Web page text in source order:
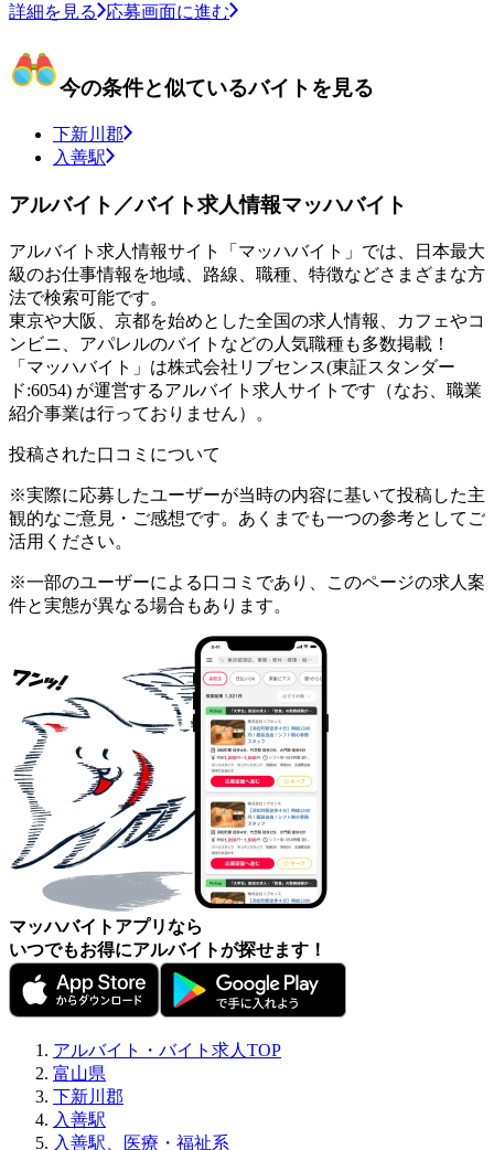
詳細を見る 応募画面に進む
今の条件と似ているバイトを見る
下新川郡
入善駅
アルバイト／バイト求人情報マッハバイト
アルバイト求人情報サイト「マッハバイト」では、日本最大
級のお仕事情報を地域、路線、職種、特徴などさまざまな方
法で検索可能です。
東京や大阪、京都を始めとした全国の求人情報、カフェやコ
ンビニ、アパレルのバイトなどの人気職種も多数掲載！
「マッハバイト」は株式会社リブセンス(東証スタンダー
ド:6054) が運営するアルバイト求人サイトです（なお、職業
紹介事業は行っておりません）。
投稿された口コミについて
※実際に応募したユーザーが当時の内容に基いて投稿した主
観的なご意見・ご感想です。あくまでも一つの参考としてご
活用ください。
※一部のユーザーによる口コミであり、このページの求人案
件と実態が異なる場合もあります。
マッハバイトアプリなら
いつでもお得にアルバイトが探せます！
アルバイト・バイト求人TOP
富山県
下新川郡
入善駅
入善駅、医療・福祉系